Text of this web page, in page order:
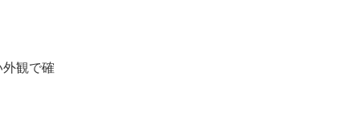
観で確